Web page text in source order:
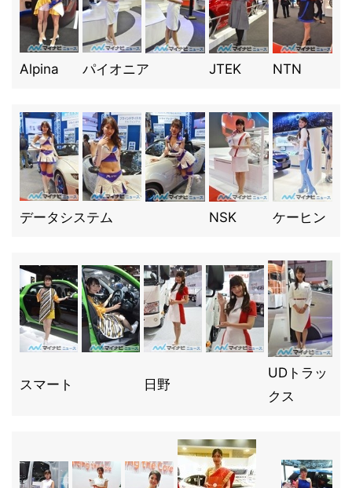
Alpina パイオニア JTEK NTN
データシステム NSK ケーヒン
スマート 日野
UDトラッ
クス